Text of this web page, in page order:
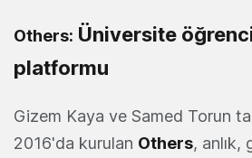
Others: Üniversite
platformu
Gizem Kaya ve Samed Torun
2016'da kurulan Others, anlık,